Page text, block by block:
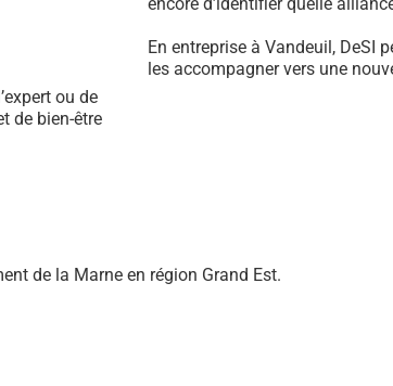
ou de
de bien-être
En entreprise à Vandeuil, DeSI
les accompagner vers une
de la Marne en région Grand Est.